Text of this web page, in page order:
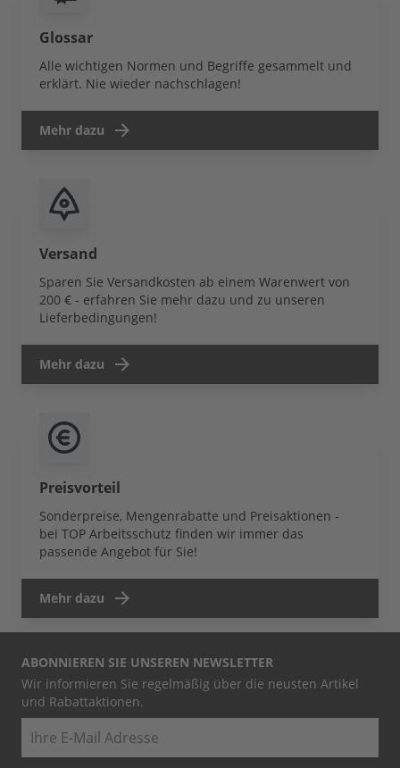
Glossar
Alle wichtigen Normen und Begriffe gesammelt und
erklärt. Nie wieder nachschlagen!
Mehr dazu
Versand
Sparen Sie Versandkosten ab einem Warenwert von
200 € - erfahren Sie mehr dazu und zu unseren
Lieferbedingungen!
Mehr dazu
Preisvorteil
Sonderpreise, Mengenrabatte und Preisaktionen -
bei TOP Arbeitsschutz finden wir immer das
passende Angebot für Sie!
Mehr dazu
ABONNIEREN SIE UNSEREN NEWSLETTER
Wir informieren Sie regelmäßig über die neusten Artikel
und Rabattaktionen.